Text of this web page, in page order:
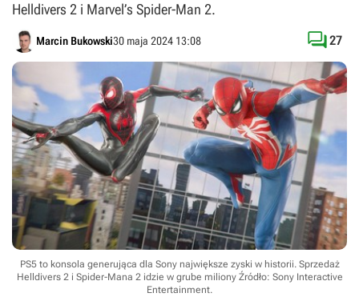
Helldivers 2 i Marvel’s Spider-Man 2.
Marcin Bukowski30 maja 2024 13:08 27
PS5 to konsola generująca dla Sony największe zyski w historii. Sprzedaż
Helldivers 2 i Spider-Mana 2 idzie w grube miliony Źródło: Sony Interactive
Entertainment.